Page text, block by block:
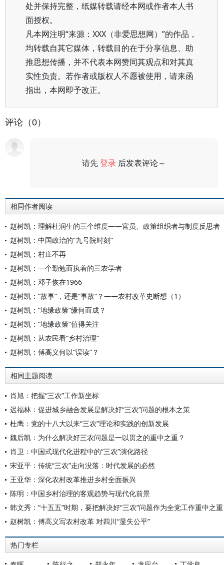
处并保持完整，纸媒转载请经本网或作者本人书
面授权。
凡本网注明“来源：XXX（非爱思想网）”的作品，
均转载自其它媒体，转载目的在于分享信息、助
推思想传播，并不代表本网赞同其观点和对其真
实性负责。若作者或版权人不愿被使用，请来函
指出，本网即予改正。
评论（0）
请先登录 后发表评论～
相同作者阅读
赵树凯：理解杜润生的三个维度——官员、政策组织者与制度反思者
赵树凯：中国政治的“九号院时刻”
赵树凯：村庄不再
赵树凯：一个勤勉而执着的三农学者
赵树凯：邓子恢在1966
赵树凯：“故事”，还是“事故”？——农村改革史断想（1）
赵树凯：“地缘政策”缘何而成？
赵树凯：“地缘政策”值得关注
赵树凯：从农民看“乡村治理”
赵树凯：傅高义何以“误读”？
相同主题阅读
肖旭：把握“三农”工作新坐标
迟福林：促进城乡融合发展是解决好“三农”问题的根本之策
杜鹰：党的十八大以来“三农”理论和实践的创新发展
魏后凯：为什么解决好三农问题是一以贯之的重中之重？
肖卫：中国式现代化进程中的“三农”演化路径
宋亚平：传统“三农”走向没落：时代发展的必然
王亚华：深化农村改革推进乡村全面振兴
陈明：中国乡村治理的客观趋势与现代化前景
韩文秀：“十五五”时期，要把解决好“三农”问题作为全党工作重中之重
赵树凯：傅高义写农村改革 对四川“显失公平”
热门专栏